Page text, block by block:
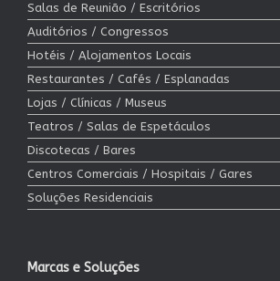
Salas de Reunião / Escritórios
Auditórios / Congressos
Hotéis / Alojamentos Locais
Restaurantes / Cafés / Esplanadas
Lojas / Clínicas / Museus
Teatros / Salas de Espetáculos
Discotecas / Bares
Centros Comerciais / Hospitais / Gares
Soluções Residenciais
Marcas e Soluções